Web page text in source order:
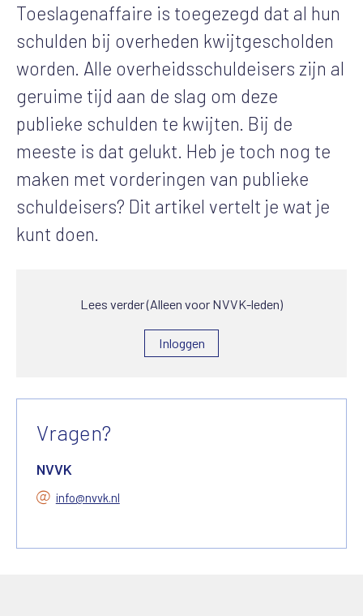
Toeslagenaffaire is toegezegd dat al hun
schulden bij overheden kwijtgescholden
worden. Alle overheidsschuldeisers zijn al
geruime tijd aan de slag om deze
publieke schulden te kwijten. Bij de
meeste is dat gelukt. Heb je toch nog te
maken met vorderingen van publieke
schuldeisers? Dit artikel vertelt je wat je
kunt doen.
Lees verder (Alleen voor NVVK-leden)
Inloggen
Vragen?
NVVK
info@nvvk.nl